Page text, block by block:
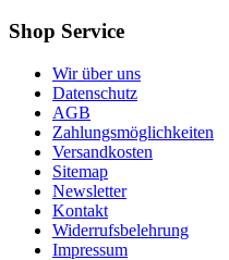
Shop Service
Wir über uns
Datenschutz
AGB
Zahlungsmöglichkeiten
Versandkosten
Sitemap
Newsletter
Kontakt
Widerrufsbelehrung
Impressum